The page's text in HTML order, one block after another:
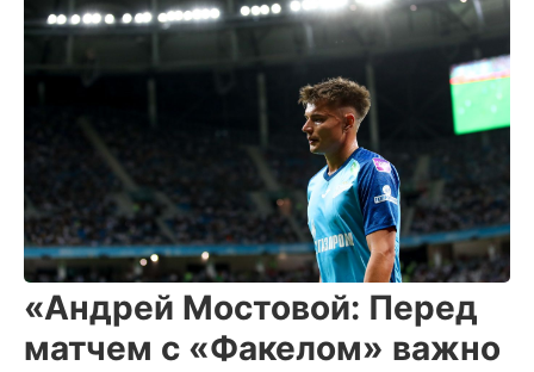
«Андрей Мостовой: Перед
матчем с «Факелом» важно